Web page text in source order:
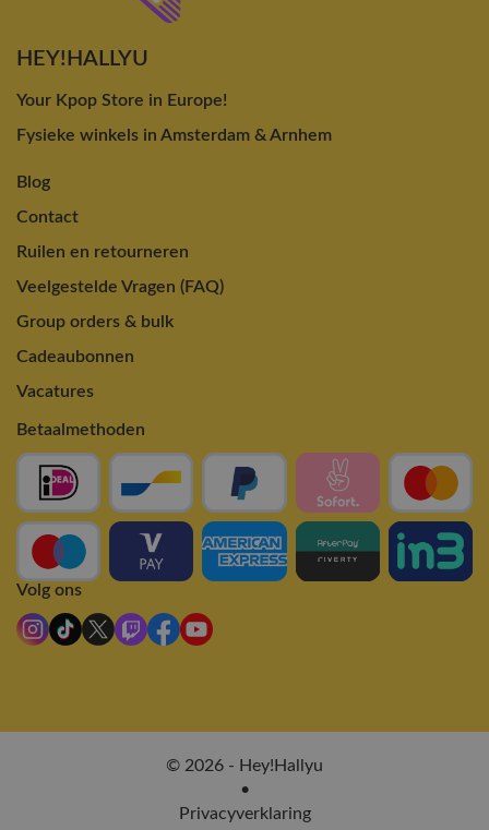
HEY!HALLYU
Your Kpop Store in Europe!
Fysieke winkels in Amsterdam & Arnhem
Blog
Contact
Ruilen en retourneren
Veelgestelde Vragen (FAQ)
Group orders & bulk
Cadeaubonnen
Vacatures
Betaalmethoden
Volg ons
© 2026 - Hey!Hallyu
•
Privacyverklaring